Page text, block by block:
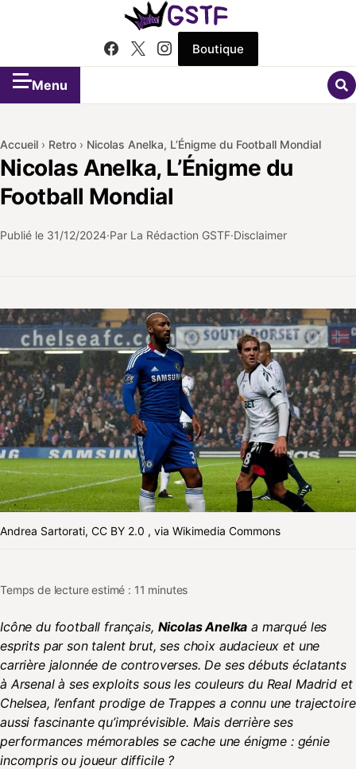
Boutique
Menu
Accueil › Retro › Nicolas Anelka, L’Énigme du Football Mondial
Nicolas Anelka, L’Énigme du
Football Mondial
Publié le 31/12/2024 Par La Rédaction GSTF Disclaimer
Andrea Sartorati, CC BY 2.0 , via Wikimedia Commons
Temps de lecture estimé : 11 minutes
Icône du football français, Nicolas Anelka a marqué les
esprits par son talent brut, ses choix audacieux et une
carrière jalonnée de controverses. De ses débuts éclatants
à Arsenal à ses exploits sous les couleurs du Real Madrid et
Chelsea, l’enfant prodige de Trappes a connu une trajectoire
aussi fascinante qu’imprévisible. Mais derrière ses
performances mémorables se cache une énigme : génie
incompris ou joueur difficile ?